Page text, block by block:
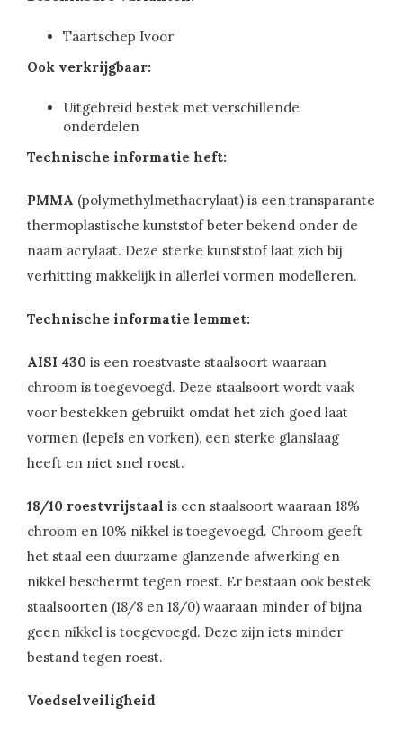
Taartschep Ivoor
Ook verkrijgbaar:
Uitgebreid bestek met verschillende
onderdelen
Technische informatie heft:
PMMA (polymethylmethacrylaat) is een transparante
thermoplastische kunststof beter bekend onder de
naam acrylaat. Deze sterke kunststof laat zich bij
verhitting makkelijk in allerlei vormen modelleren.
Technische informatie lemmet:
AISI 430 is een roestvaste staalsoort waaraan
chroom is toegevoegd. Deze staalsoort wordt vaak
voor bestekken gebruikt omdat het zich goed laat
vormen (lepels en vorken), een sterke glanslaag
heeft en niet snel roest.
18/10 roestvrijstaal is een staalsoort waaraan 18%
chroom en 10% nikkel is toegevoegd. Chroom geeft
het staal een duurzame glanzende afwerking en
nikkel beschermt tegen roest. Er bestaan ook bestek
staalsoorten (18/8 en 18/0) waaraan minder of bijna
geen nikkel is toegevoegd. Deze zijn iets minder
bestand tegen roest.
Voedselveiligheid